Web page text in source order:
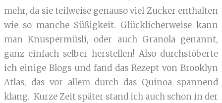
mehr, da sie teilweise genauso viel Zucker enthalten
wie so manche Süßigkeit. Glücklicherweise kann
man Knuspermüsli, oder auch Granola genannt,
ganz einfach selber herstellen! Also durchstöberte
ich einige Blogs und fand das Rezept von Brooklyn
Atlas, das vor allem durch das Quinoa spannend
klang. Kurze Zeit später stand ich auch schon in der